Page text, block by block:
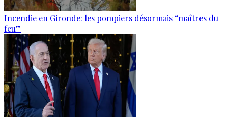
Incendie en Gironde: les pompiers désormais “maîtres du
feu”